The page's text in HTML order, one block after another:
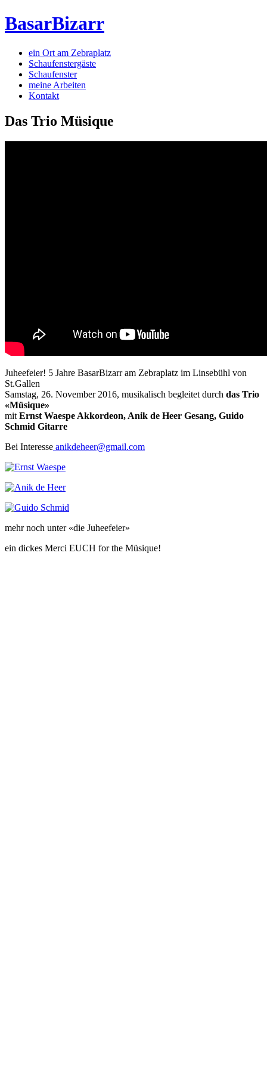
BasarBizarr
ein Ort am Zebraplatz
Schaufenster­gäste
Schaufenster
meine Arbeiten
Kontakt
Das Trio Müsique
Juheefeier! 5 Jahre BasarBizarr am Zebraplatz im Linsebühl von
St.Gallen
Samstag, 26. November 2016, musikalisch begleitet durch das Trio
«Müsique»
mit Ernst Waespe Akkordeon, Anik de Heer Gesang, Guido
Schmid Gitarre
Bei Interesse anikdeheer@gmail.com
mehr noch unter «die Juheefeier»
ein dickes Merci EUCH for the Müsique!